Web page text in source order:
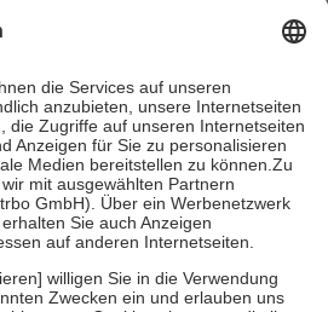
Zuzahlungen in Höhe von zehn
jedoch nie mehr als die tatsächlichen
auch für Online-Apotheken.
Krankenpflege beträgt die
Kosten sowie zehn Euro je
für ihre eigene Gesundheit zu
Stellung der Familie zu unterstützen,
bei:
bis zum vollendeten 18. Lebensjahr